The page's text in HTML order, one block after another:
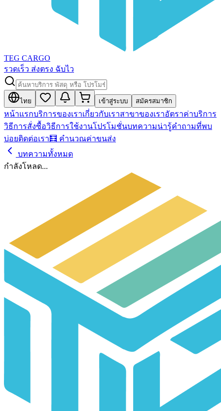
TEG CARGO
รวดเร็ว ส่งตรง ฉับไว
ไทย เข้าสู่ระบบ สมัครสมาชิก
หน้าแรกบริการของเราเกี่ยวกับเราสาขาของเราอัตราค่าบริการ
วิธีการสั่งซื้อวิธีการใช้งานโปรโมชั่นบทความน่ารู้คำถามที่พบ
บ่อยติดต่อเรา🧮 คำนวณค่าขนส่ง
บทความทั้งหมด
กำลังโหลด...